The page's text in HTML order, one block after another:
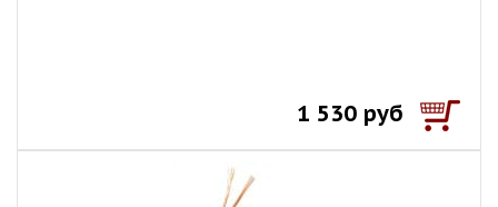
1 530 руб